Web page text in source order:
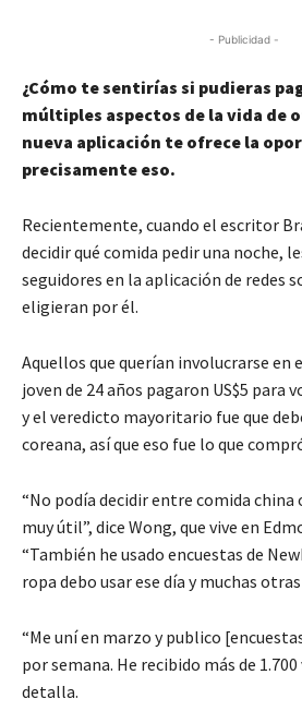
- Publicidad -
¿Cómo te sentirías si pudieras
múltiples aspectos de la vida de
nueva aplicación te ofrece la
precisamente eso.
Recientemente, cuando el escritor
decidir qué comida pedir una noche,
seguidores en la aplicación de redes
eligieran por él.
Aquellos que querían involucrarse en
joven de 24 años pagaron US$5 para
y el veredicto mayoritario fue que
coreana, así que eso fue lo que
“No podía decidir entre comida china
muy útil”, dice Wong, que vive en
“También he usado encuestas de
ropa debo usar ese día y muchas
“Me uní en marzo y publico
por semana. He recibido más de
detalla.